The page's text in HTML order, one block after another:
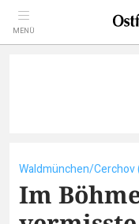
MENÜ
Waldmünchen/Cerchov
Im